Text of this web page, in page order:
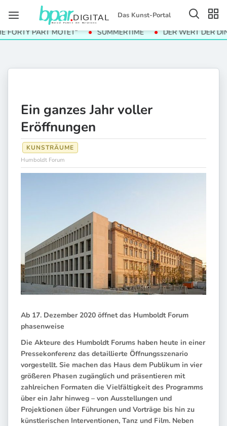
Das Kunst-Portal
PART MOTET“ SUMMERTIME DER WERT DER DINGE
Ein ganzes Jahr voller
Eröffnungen
KUNSTRÄUME
Humboldt Forum
Ab 17. Dezember 2020 öffnet das Humboldt Forum
phasenweise
Die Akteure des Humboldt Forums haben heute in einer
Pressekonferenz das detaillierte Öffnungsszenario
vorgestellt. Sie machen das Haus dem Publikum in vier
größeren Phasen zugänglich und präsentieren mit
zahlreichen Formaten die Vielfältigkeit des Programms
über ein Jahr hinweg – von Ausstellungen und
Projektionen über Führungen und Vorträge bis hin zu
künstlerischen Interventionen, Tanz und Film. Neben